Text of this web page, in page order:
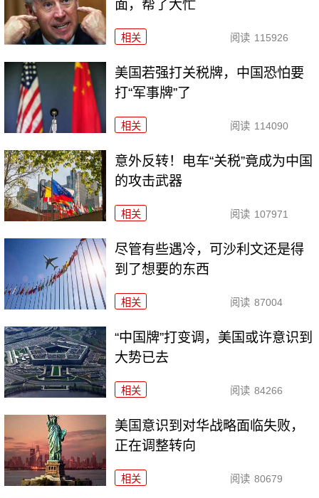
面，帮了大忙
相关 阅读 115926
美国若强打关税牌，中国恐怕要
打“军事牌”了
相关 阅读 114090
意外反转！电车“关税”竟成为中国
的攻击武器
相关 阅读 107971
尽管有些遇冷，可沙利文还是得
到了想要的东西
相关 阅读 87004
“中国牌”打变调，美国或许意识到
大势已去
相关 阅读 84266
美国意识到对华战略面临失败，
正在调整转向
相关 阅读 80679